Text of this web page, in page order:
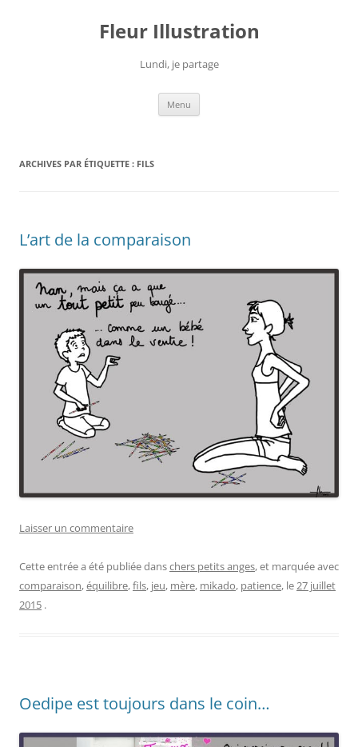
Fleur Illustration
Lundi, je partage
Menu
ARCHIVES PAR ÉTIQUETTE : FILS
L’art de la comparaison
Laisser un commentaire
Cette entrée a été publiée danschers petits anges, et marquée avec
comparaison,équilibre,fils, jeu, mère, mikado, patience, le27 juillet
2015 .
Oedipe est toujours dans le coin…